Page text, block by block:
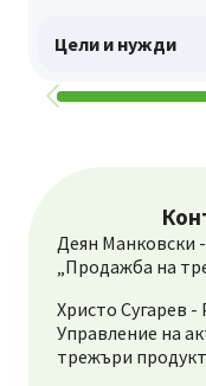
Цели и нужди
Деян Манковски
„Продажба на
Христо Сугарев
Управление на
трежъри